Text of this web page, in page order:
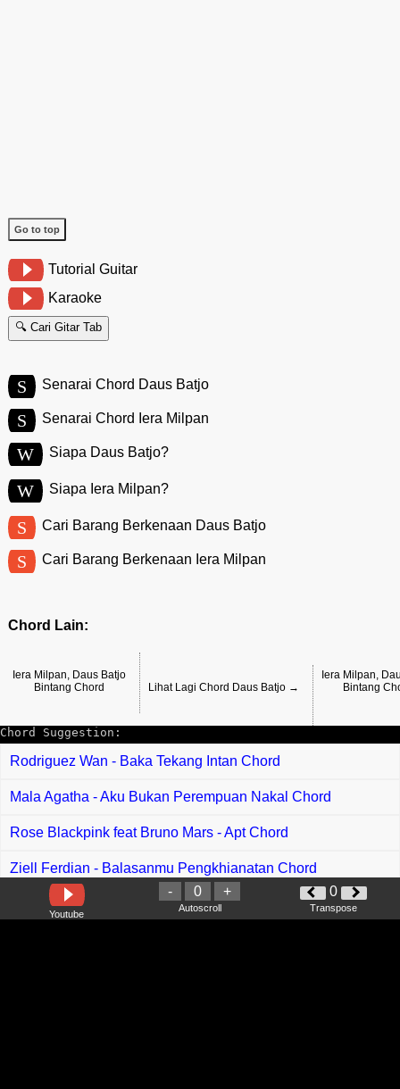
Go to top
Tutorial Guitar
Karaoke
🔍 Cari Gitar Tab
S Senarai Chord Daus Batjo
S Senarai Chord Iera Milpan
W Siapa Daus Batjo?
W Siapa Iera Milpan?
S Cari Barang Berkenaan Daus Batjo
S Cari Barang Berkenaan Iera Milpan
Chord Lain:
Iera Milpan, Daus Batjo
Bintang Chord
Lihat Lagi Chord Daus Batjo →
Iera Milpan,
Bintang
Chord Suggestion:
Rodriguez Wan - Baka Tekang Intan Chord
Mala Agatha - Aku Bukan Perempuan Nakal Chord
Rose Blackpink feat Bruno Mars - Apt Chord
Ziell Ferdian - Balasanmu Pengkhianatan Chord
Bunkface - Memberontak Chord
Youtube
- 0 +
Autoscroll
0
Transpose